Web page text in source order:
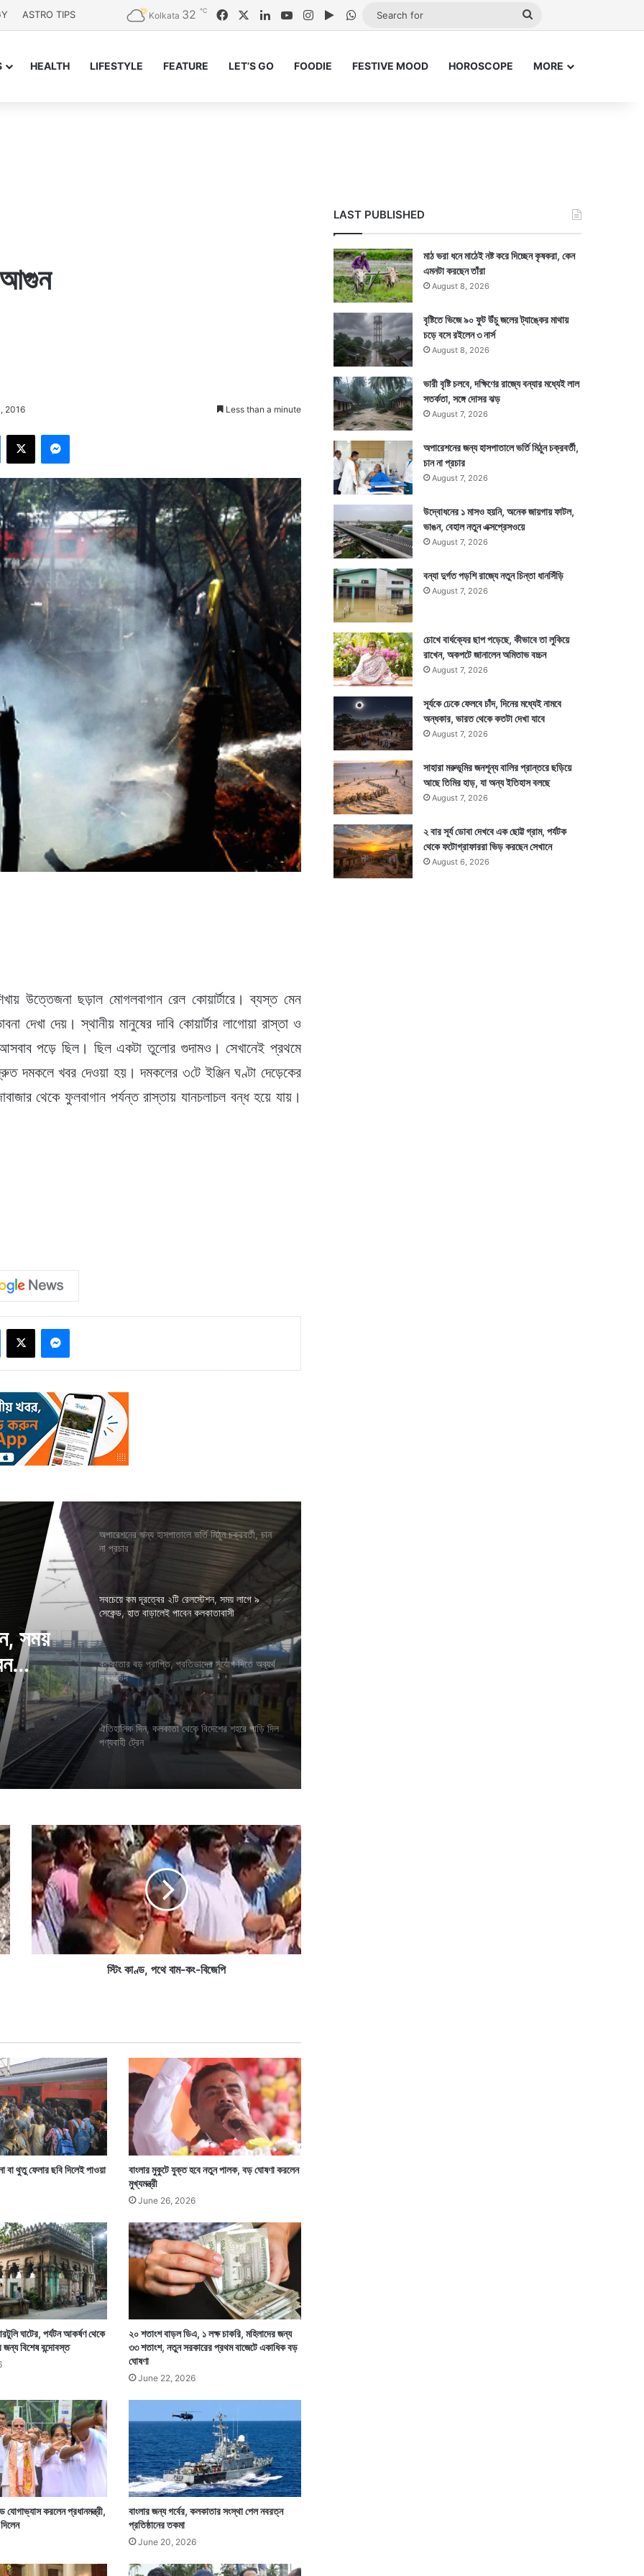
ASTRO TIPS Kolkata 32 ℃ FacebookLinkedInYouTubeInstagramGoogle Play
WhatsApp
Search
HEALTH LIFESTYLE FEATURE LET’S GO FOODIE FESTIVE MOOD HOROSCOPE MORE
আগুন
2016 Less than a minute
উত্তেজনা ছড়াল মোগলবাগান রেল কোয়ার্টারে। ব্যস্ত মেন
দেখা দেয়। স্থানীয় মানুষের দাবি কোয়ার্টার লাগোয়া রাস্তা ও
পড়ে ছিল। ছিল একটা তুলোর গুদামও। সেখানেই প্রথমে
দমকলে খবর দেওয়া হয়। দমকলের ৩টে ইঞ্জিন ঘণ্টা দেড়েকের
থেকে ফুলবাগান পর্যন্ত রাস্তায় যানচলাচল বন্ধ হয়ে যায়।
সময়
সুযোগ
অপারেশনের জন্য হাসপাতালে ভর্তি মিঠুন চক্রবর্তী, চান
না প্রচার
সবচেয়ে কম দূরত্বের ২টি রেলস্টেশন, সময় লাগে ৯
সেকেন্ড, হাত বাড়ালেই পাবেন কলকাতাবাসী
কলকাতার বড় প্রাপ্তি, প্রতিভাদের সুযোগ দিতে অব্যর্থ
লক্ষ্যভেদ
ঐতিহাসিক দিন, কলকাতা থেকে বিদেশের শহরে পাড়ি দিল
পণ্যবাহী ট্রেন
স্টিং
ণ্ড
,
প
থে
বা
ম
-
স্টিং কাণ্ড, পথে বাম-কং-বিজেপি
বা থুতু ফেলার ছবি দিলেই পাওয়া
বাংলার মুকুটে যুক্ত হবে নতুন পালক, বড় ঘোষণা করলেন
মুখ্যমন্ত্রী
June 26, 2026
ঘাটের, পর্যটন আকর্ষণ থেকে
জন্য বিশেষ বন্দোবস্ত
২০ শতাংশ বাড়ল ডিএ, ১ লক্ষ চাকরি, মহিলাদের জন্য
৩৩ শতাংশ, নতুন সরকারের প্রথম বাজেটে একাধিক বড়
ঘোষণা
June 22, 2026
যোগাভ্যাস করলেন প্রধানমন্ত্রী,
বাংলার জন্য গর্বের, কলকাতার সংস্থা পেল নবরত্ন
প্রতিষ্ঠানের তকমা
June 20, 2026
LAST PUBLISHED
মাঠ ভরা ধনে মাঠেই নষ্ট করে দিচ্ছেন কৃষকরা, কেন
এমনটা করছেন তাঁরা
August 8, 2026
বৃষ্টিতে ভিজে ৯০ ফুট উঁচু জলের ট্যাঙ্কের মাথায়
চড়ে বসে রইলেন ৩ নার্স
August 8, 2026
ভারী বৃষ্টি চলবে, দক্ষিণের রাজ্যে বন্যার মধ্যেই লাল
সতর্কতা, সঙ্গে দোসর ঝড়
August 7, 2026
অপারেশনের জন্য হাসপাতালে ভর্তি মিঠুন চক্রবর্তী,
চান না প্রচার
August 7, 2026
উদ্বোধনের ১ মাসও হয়নি, অনেক জায়গায় ফাটল,
ভাঙন, বেহাল নতুন এক্সপ্রেসওয়ে
August 7, 2026
বন্যা দুর্গত পড়শি রাজ্যে নতুন চিন্তা ধানসিঁড়ি
August 7, 2026
চোখে বার্ধক্যের ছাপ পড়েছে, কীভাবে তা লুকিয়ে
রাখেন, অকপটে জানালেন অমিতাভ বচ্চন
August 7, 2026
সূর্যকে ঢেকে ফেলবে চাঁদ, দিনের মধ্যেই নামবে
অন্ধকার, ভারত থেকে কতটা দেখা যাবে
August 7, 2026
সাহারা মরুভূমির জনশূন্য বালির প্রান্তরে ছড়িয়ে
আছে তিমির হাড়, যা অন্য ইতিহাস বলছে
August 7, 2026
২ বার সূর্য ডোবা দেখবে এক ছোট্ট গ্রাম, পর্যটক
থেকে ফটোগ্রাফাররা ভিড় করছেন সেখানে
August 6, 2026